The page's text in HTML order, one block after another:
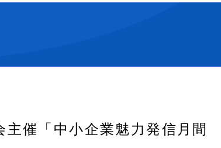
催「中小企業魅力発信月間